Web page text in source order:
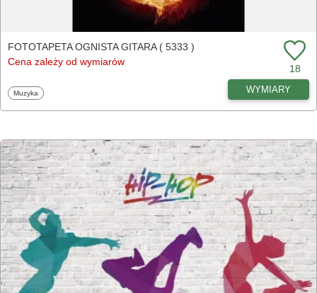
FOTOTAPETA OGNISTA GITARA ( 5333 )
Cena zależy od wymiarów
18
Fototapety
Muzyka WYMIARY